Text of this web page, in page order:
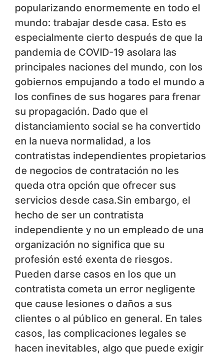
popularizando enormemente en todo el
mundo: trabajar desde casa. Esto es
especialmente cierto después de que la
pandemia de COVID-19 asolara las
principales naciones del mundo, con los
gobiernos empujando a todo el mundo a
los confines de sus hogares para frenar
su propagación. Dado que el
distanciamiento social se ha convertido
en la nueva normalidad, a los
contratistas independientes propietarios
de negocios de contratación no les
queda otra opción que ofrecer sus
servicios desde casa.Sin embargo, el
hecho de ser un contratista
independiente y no un empleado de una
organización no significa que su
profesión esté exenta de riesgos.
Pueden darse casos en los que un
contratista cometa un error negligente
que cause lesiones o daños a sus
clientes o al público en general. En tales
casos, las complicaciones legales se
hacen inevitables, algo que puede exigir